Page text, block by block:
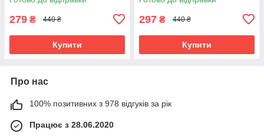
279 ₴ 440 ₴
Купити
297 ₴ 440 ₴
Купити
Про нас
100% позитивних з 978 відгуків за рік
Працює з 28.06.2020